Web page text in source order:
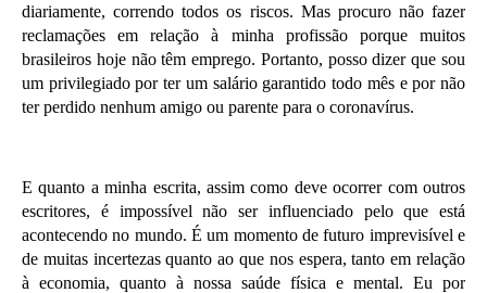
diariamente, correndo todos os riscos. Mas procuro não fazer
reclamações em relação à minha profissão porque muitos
brasileiros hoje não têm emprego. Portanto, posso dizer que sou
um privilegiado por ter um salário garantido todo mês e por não
ter perdido nenhum amigo ou parente para o coronavírus.
E quanto a minha escrita, assim como deve ocorrer com outros
escritores, é impossível não ser influenciado pelo que está
acontecendo no mundo. É um momento de futuro imprevisível e
de muitas incertezas quanto ao que nos espera, tanto em relação
à economia, quanto à nossa saúde física e mental. Eu por